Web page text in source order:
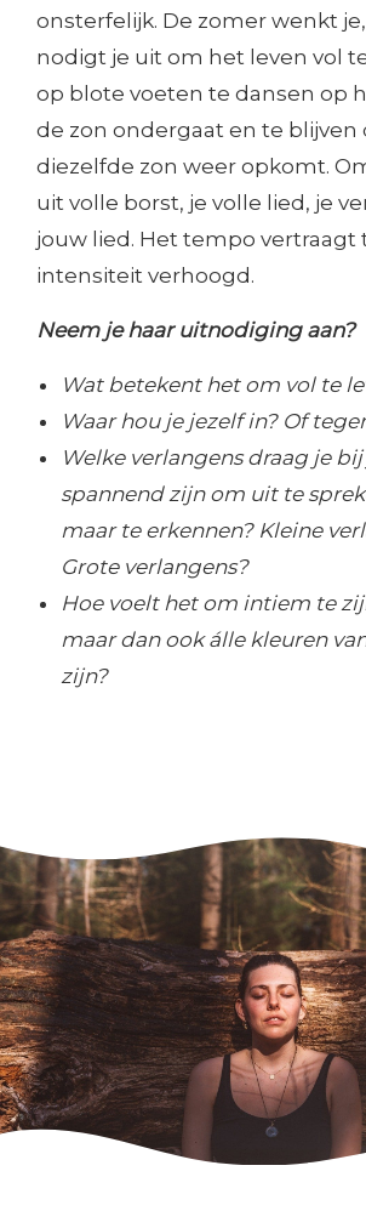
onsterfelijk. De zomer wenkt
nodigt je uit om het leven vol
op blote voeten te dansen op
de zon ondergaat en te blijven
diezelfde zon weer opkomt.
uit volle borst, je volle lied, je
jouw lied. Het tempo vertraagt
intensiteit verhoogd.
Neem je haar uitnodiging aan?
Wat betekent het om vol te
Waar hou je jezelf in? Of
Welke verlangens draag je
spannend zijn om uit te
maar te erkennen? Kleine
Grote verlangens?
Hoe voelt het om intiem te
maar dan ook álle kleuren
zijn?